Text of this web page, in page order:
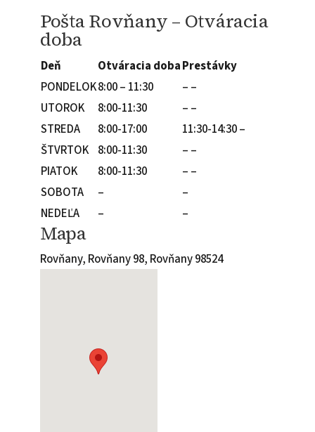
Pošta Rovňany – Otváracia
doba
Deň Otváracia dobaPrestávky
PONDELOK8:00 – 11:30
– –
UTOROK
8:00-11:30
– –
STREDA
8:00-17:00
11:30-14:30 –
ŠTVRTOK 8:00-11:30
– –
PIATOK
8:00-11:30
– –
SOBOTA
–
–
NEDEĽA
– –
Mapa
Rovňany, Rovňany 98, Rovňany 98524